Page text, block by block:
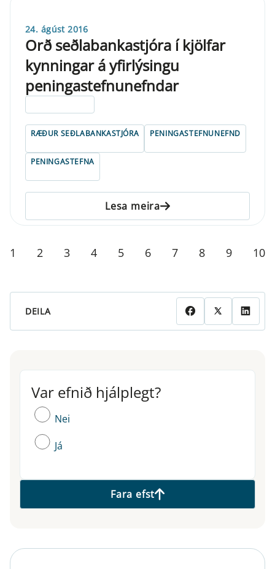
24. ágúst 2016
Orð seðlabankastjóra í kjölfar
kynningar á yfirlýsingu
peningastefnunefndar
RÆÐUR SEÐLABANKASTJÓRA PENINGASTEFNUNEFND
PENINGASTEFNA
Lesa meira
1 2 3 4 5 6 7 8 9 10
DEILA
Var efnið hjálplegt?
Var efnið hjálplegt?
Nei
Já
Fara efst